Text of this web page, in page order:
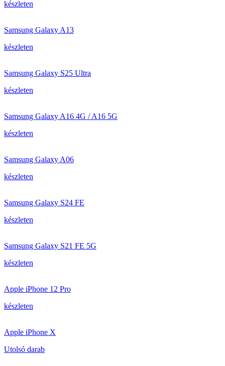
készleten
Samsung Galaxy A13
készleten
Samsung Galaxy S25 Ultra
készleten
Samsung Galaxy A16 4G / A16 5G
készleten
Samsung Galaxy A06
készleten
Samsung Galaxy S24 FE
készleten
Samsung Galaxy S21 FE 5G
készleten
Apple iPhone 12 Pro
készleten
Apple iPhone X
Utolsó darab